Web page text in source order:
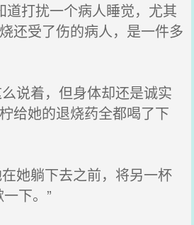
打扰一个病人睡觉，尤其
还受了伤的病人，是一件多
说着，但身体却还是诚实
给她的退烧药全都喝了下
她躺下去之前，将另一杯
下。”